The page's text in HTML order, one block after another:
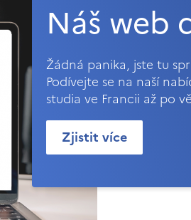
Náš web
Žádná panika, jste tu
Podívejte se na naší
studia ve Francii až po
Zjistit více